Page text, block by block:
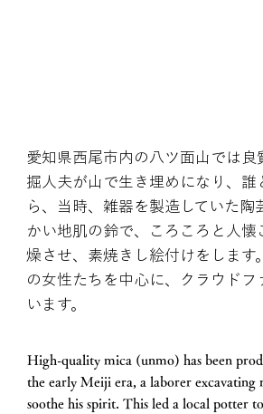
愛知県西尾市内の八ツ面山では
掘人夫が山で生き埋めになり、
ら、当時、雑器を製造していた
かい地肌の鈴で、ころころと人
燥させ、素焼きし絵付けをしま
の女性たちを中心に、クラウド
います。
High-quality mica (unmo) has been
the early Meiji era, a laborer excavating
soothe his spirit. This led a local potter